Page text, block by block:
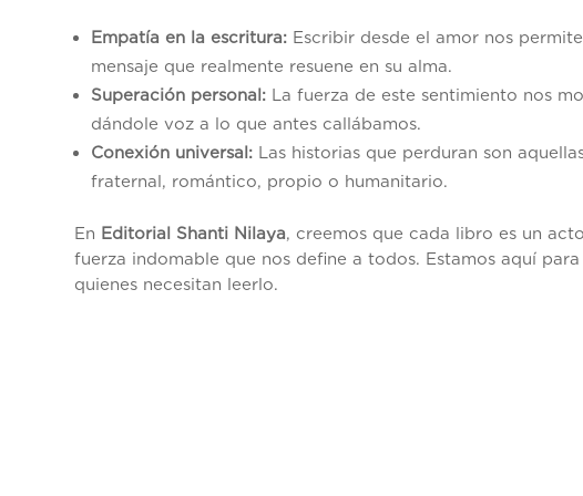
Empatía en la escritura: Escribir desde el amor nos
mensaje que realmente resuene en su alma.
Superación personal: La fuerza de este sentimiento nos
dándole voz a lo que antes callábamos.
Conexión universal: Las historias que perduran son
fraternal, romántico, propio o humanitario.
En Editorial Shanti Nilaya, creemos que cada libro es un
fuerza indomable que nos define a todos. Estamos aquí
quienes necesitan leerlo.